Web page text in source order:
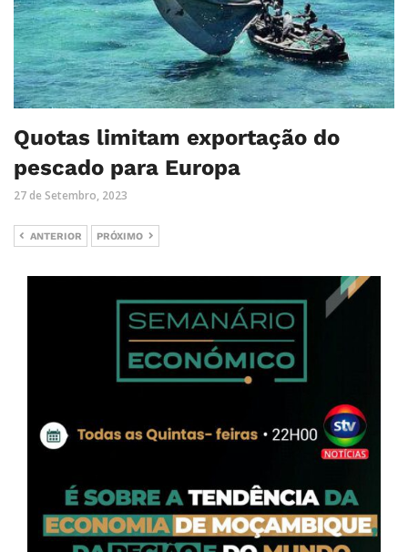
Quotas limitam exportação do
pescado para Europa
27 de Setembro, 2023
ANTERIOR PRÓXIMO